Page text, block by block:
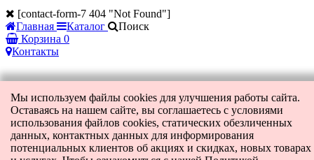
[contact-form-7 404 "Not Found"]
Главная
Каталог
Поиск
Корзина 0
Контакты
Мы используем файлы cookies для улучшения работы сайта.
Оставаясь на нашем сайте, вы соглашаетесь с условиями
использования файлов cookies, статических обезличенных
данных, контактных данных для информирования
потенциальных клиентов об акциях и скидках, новых товарах